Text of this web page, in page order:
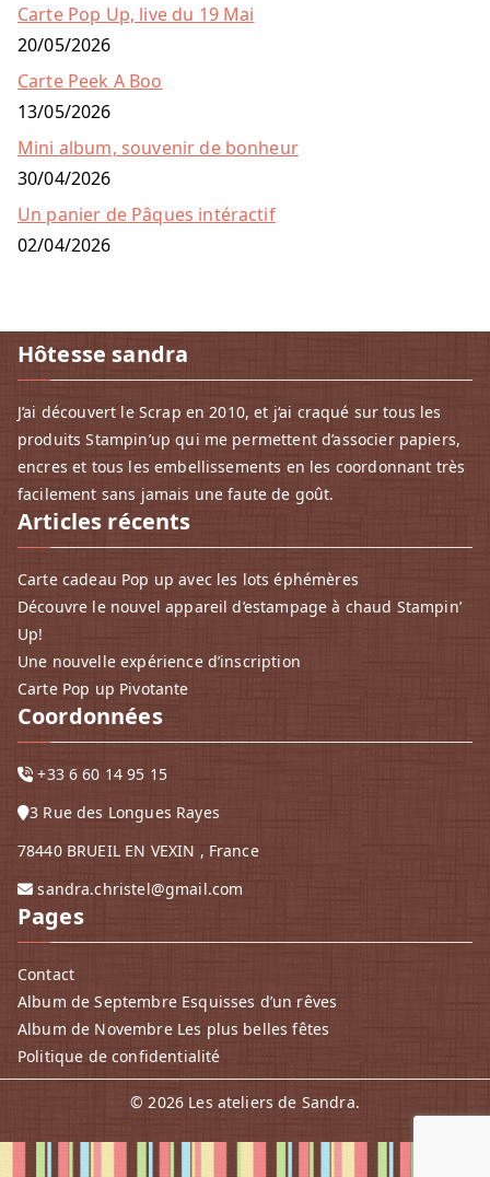
Carte Pop Up, live du 19 Mai
20/05/2026
Carte Peek A Boo
13/05/2026
Mini album, souvenir de bonheur
30/04/2026
Un panier de Pâques intéractif
02/04/2026
Hôtesse sandra
J’ai découvert le Scrap en 2010, et j‘ai craqué sur tous les
produits Stampin’up qui me permettent d’associer papiers,
encres et tous les embellissements en les coordonnant très
facilement sans jamais une faute de goût.
Articles récents
Carte cadeau Pop up avec les lots éphémères
Découvre le nouvel appareil d’estampage à chaud Stampin’
Up!
Une nouvelle expérience d’inscription
Carte Pop up Pivotante
Coordonnées
+33 6 60 14 95 15
3 Rue des Longues Rayes
78440 BRUEIL EN VEXIN , France
sandra.christel@gmail.com
Pages
Contact
Album de Septembre Esquisses d’un rêves
Album de Novembre Les plus belles fêtes
Politique de confidentialité
© 2026 Les ateliers de Sandra.